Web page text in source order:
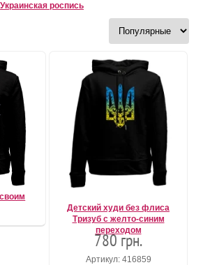
Украинская роспись
Детский худи без флиса
Тризуб с желто-синим
переходом
780 грн.
Артикул: 416859